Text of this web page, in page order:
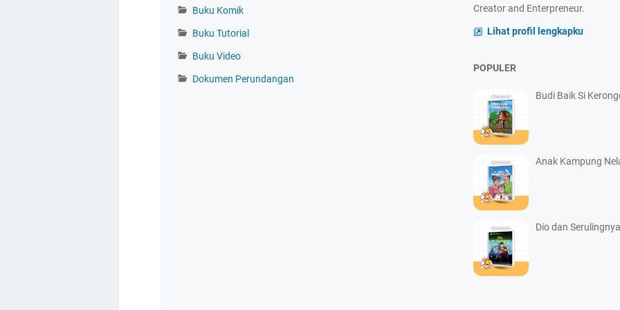
Buku Komik
Buku Tutorial
Buku Video
Dokumen Perundangan
Creator and Enterpreneur.
Lihat profil lengkapku
POPULER
Budi Baik Si
Anak Kampung
Dio dan Serulingnya